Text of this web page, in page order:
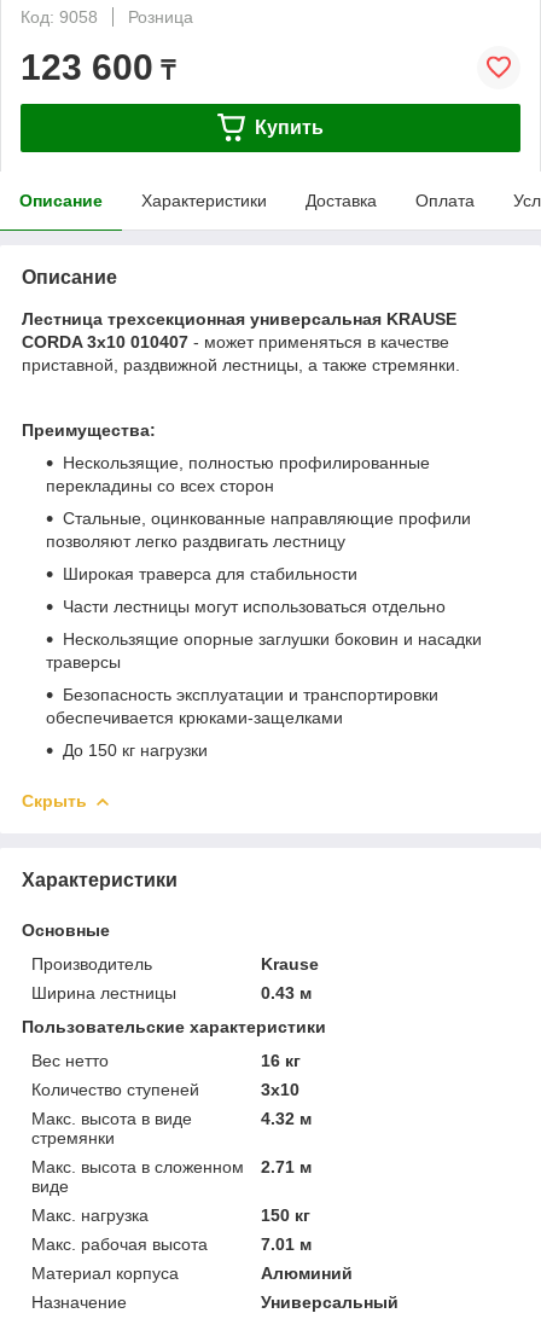
Код: 9058
Розница
123 600 ₸
Купить
Описание Характеристики Доставка Оплата
Описание
Лестница трехсекционная универсальная KRAUSE
CORDA 3x10 010407 - может применяться в качестве
приставной, раздвижной лестницы, а также стремянки.
Преимущества:
Нескользящие, полностью профилированные
перекладины со всех сторон
Стальные, оцинкованные направляющие профили
позволяют легко раздвигать лестницу
Широкая траверса для стабильности
Части лестницы могут использоваться отдельно
Нескользящие опорные заглушки боковин и насадки
траверсы
Безопасность эксплуатации и транспортировки
обеспечивается крюками-защелками
До 150 кг нагрузки
Скрыть
Характеристики
Основные
Производитель
Krause
Ширина лестницы
0.43 м
Пользовательские характеристики
Вес нетто
16 кг
Количество ступеней
3х10
Макс. высота в виде
стремянки
4.32 м
Макс. высота в сложенном
виде
2.71 м
Макс. нагрузка
150 кг
Макс. рабочая высота
7.01 м
Материал корпуса
Алюминий
Назначение
Универсальный